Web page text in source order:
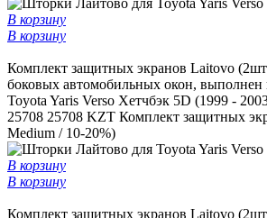
В корзину
В корзину
Комплект защитных экранов Laitovo
боковых автомобильных окон, выполнен
Toyota Yaris Verso Хетчбэк 5D (1999 -
25708 25708 KZT Комплект защитных
Medium / 10-20%)
В корзину
В корзину
Комплект защитных экранов Laitovo